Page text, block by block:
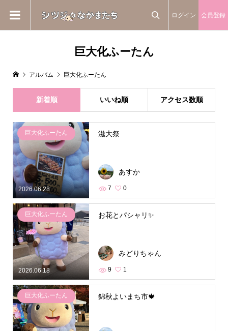
ログイン 会員登録
巨大化ふーたん
アルバム 巨大化ふーたん
新着順 いいね順 アクセス数順
2026.06.28
巨大化ふーたん 滋大祭
あすか
7 0
2026.06.18
巨大化ふーたん お花とパシャリ✨
みどりちゃん
9 1
巨大化ふーたん 錦秋よいまち市🍁